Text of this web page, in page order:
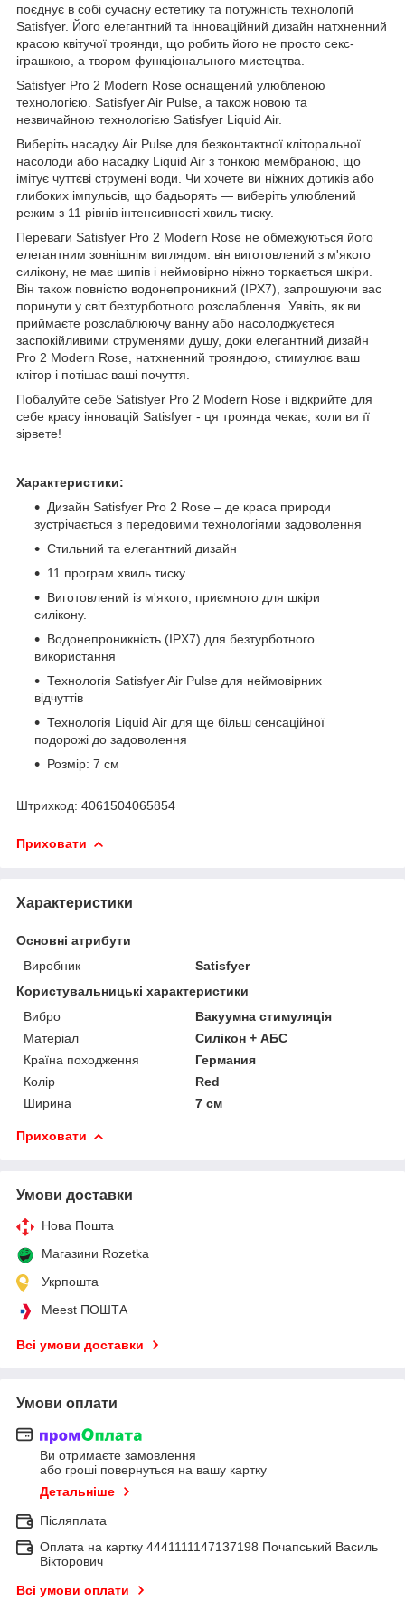
поєднує в собі сучасну естетику та потужність технологій
Satisfyer. Його елегантний та інноваційний дизайн натхненний
красою квітучої троянди, що робить його не просто секс-
іграшкою, а твором функціонального мистецтва.
Satisfyer Pro 2 Modern Rose оснащений улюбленою
технологією. Satisfyer Air Pulse, а також новою та
незвичайною технологією Satisfyer Liquid Air.
Виберіть насадку Air Pulse для безконтактної кліторальної
насолоди або насадку Liquid Air з тонкою мембраною, що
імітує чуттєві струмені води. Чи хочете ви ніжних дотиків або
глибоких імпульсів, що бадьорять — виберіть улюблений
режим з 11 рівнів інтенсивності хвиль тиску.
Переваги Satisfyer Pro 2 Modern Rose не обмежуються його
елегантним зовнішнім виглядом: він виготовлений з м'якого
силікону, не має шипів і неймовірно ніжно торкається шкіри.
Він також повністю водонепроникний (IPX7), запрошуючи вас
поринути у світ безтурботного розслаблення. Уявіть, як ви
приймаєте розслаблюючу ванну або насолоджуєтеся
заспокійливими струменями душу, доки елегантний дизайн
Pro 2 Modern Rose, натхненний трояндою, стимулює ваш
клітор і потішає ваші почуття.
Побалуйте себе Satisfyer Pro 2 Modern Rose і відкрийте для
себе красу інновацій Satisfyer - ця троянда чекає, коли ви її
зірвете!
Характеристики:
Дизайн Satisfyer Pro 2 Rose – де краса природи
зустрічається з передовими технологіями задоволення
Стильний та елегантний дизайн
11 програм хвиль тиску
Виготовлений із м'якого, приємного для шкіри
силікону.
Водонепроникність (IPX7) для безтурботного
використання
Технологія Satisfyer Air Pulse для неймовірних
відчуттів
Технологія Liquid Air для ще більш сенсаційної
подорожі до задоволення
Розмір: 7 см
Штрихкод: 4061504065854
Приховати
Характеристики
Основні атрибути
Виробник
Satisfyer
Користувальницькі характеристики
Вибро
Вакуумна стимуляція
Матеріал
Силікон + АБС
Країна походження
Германия
Колір
Red
Ширина
7 см
Приховати
Умови доставки
Нова Пошта
Магазини Rozetka
Укрпошта
Meest ПОШТА
Всі умови доставки
Умови оплати
Ви отримаєте замовлення
або гроші повернуться на вашу картку
Детальніше
Післяплата
Оплата на картку 4441111147137198 Почапський Василь
Вікторович
Всі умови оплати